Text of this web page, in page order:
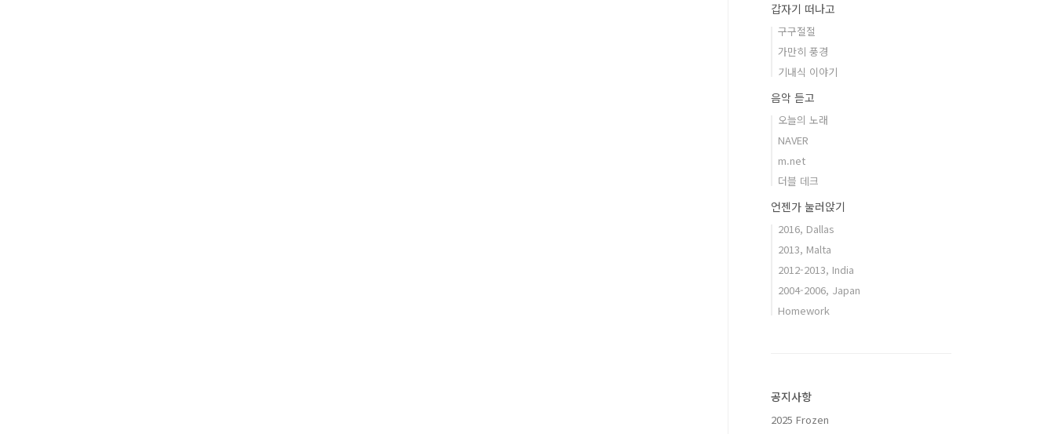
갑자기 떠나고
구구절절
가만히 풍경
기내식 이야기
음악 듣고
오늘의 노래
NAVER
m.net
더블 데크
언젠가 눌러앉기
2016, Dallas
2013, Malta
2012-2013, India
2004-2006, Japan
Homework
공지사항
2025 Frozen